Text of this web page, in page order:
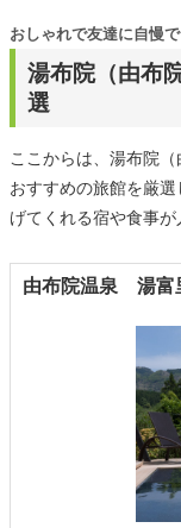
湯布院（由布
選
おしゃれで友達に自慢
ここからは、湯布院
おすすめの旅館を厳
げてくれる宿や食事が
由布院温泉 湯